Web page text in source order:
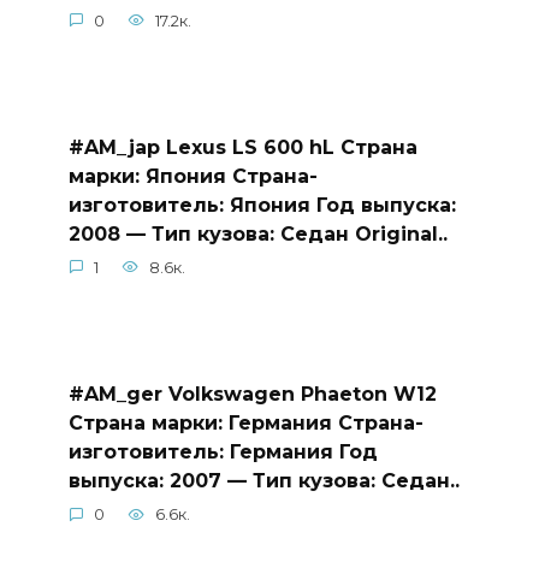
0 17.2к.
#AM_jap Lexus LS 600 hL Страна
марки: Япония Страна-
изготовитель: Япония Год выпуска:
2008 — Тип кузова: Седан Original..
1 8.6к.
#AM_ger Volkswagen Phaeton W12
Страна марки: Германия Страна-
изготовитель: Германия Год
выпуска: 2007 — Тип кузова: Седан..
0 6.6к.